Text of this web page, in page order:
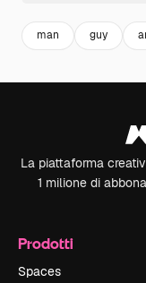
man guy
La piattaforma
1 milione di
Prodotti
Spaces